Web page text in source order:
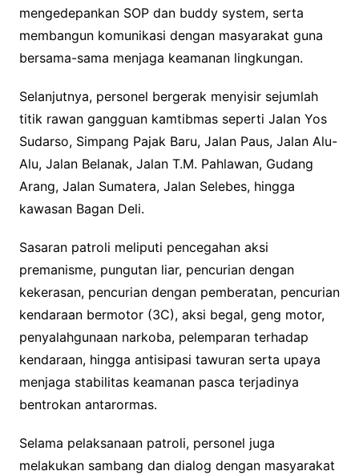
mengedepankan SOP dan buddy system, serta
membangun komunikasi dengan masyarakat guna
bersama-sama menjaga keamanan lingkungan.
Selanjutnya, personel bergerak menyisir sejumlah
titik rawan gangguan kamtibmas seperti Jalan Yos
Sudarso, Simpang Pajak Baru, Jalan Paus, Jalan Alu-
Alu, Jalan Belanak, Jalan T.M. Pahlawan, Gudang
Arang, Jalan Sumatera, Jalan Selebes, hingga
kawasan Bagan Deli.
Sasaran patroli meliputi pencegahan aksi
premanisme, pungutan liar, pencurian dengan
kekerasan, pencurian dengan pemberatan, pencurian
kendaraan bermotor (3C), aksi begal, geng motor,
penyalahgunaan narkoba, pelemparan terhadap
kendaraan, hingga antisipasi tawuran serta upaya
menjaga stabilitas keamanan pasca terjadinya
bentrokan antarormas.
Selama pelaksanaan patroli, personel juga
melakukan sambang dan dialog dengan masyarakat